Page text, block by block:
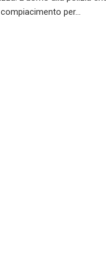
per…